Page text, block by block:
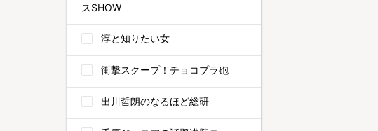
スSHOW
淳と知りたい女
衝撃スクープ！チョコプラ砲
出川哲朗のなるほど総研